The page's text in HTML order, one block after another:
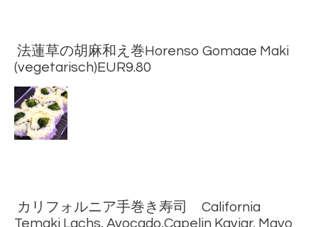
法蓮草の胡麻和え巻Horenso Gomaae Maki
(vegetarisch)EUR9.80
カリフォルニア手巻き寿司 California
Temaki Lachs, Avocado,Capelin Kaviar, Mayo